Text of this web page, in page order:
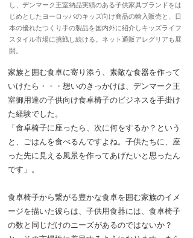
し、デンマーク王室納品実績のある子供家具ブランドをは
じめとしたヨーロッパのキッズ向け商品の輸入販売と、日
本の優れたつくり手の製品を国内外に紹介しキッズライフ
スタイル市場に挑戦し続ける。ネット通販アレグリアも展
開。
家族と囲む食卓に寄り添う、素敵な食器を作って
いけたら・・・想いのきっかけは、デンマーク王
室御用達の子供向け食卓椅子のビジネスを手掛け
た経験でした。
「食卓椅子に座ったら、次に何をするか？という
と、ごはんを食べるんですよね。子供たちに、座
った先に見える風景を作ってあげたいと思ったん
です」。
食卓椅子から繋がる豊かな食卓を囲む家族のイメ
ージを描いた彼らは、子供用食器には、食卓椅子
の数と同じだけのニーズがあるのではないか？